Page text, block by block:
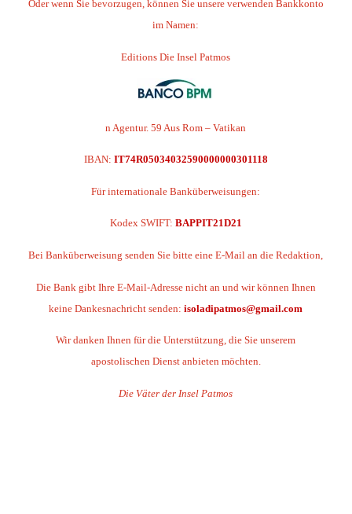
Oder wenn Sie bevorzugen, können Sie unsere verwenden Bankkonto
im Namen:
Editions Die Insel Patmos
n Agentur. 59 Aus Rom – Vatikan
IBAN: IT74R05034032590000000301118
Für internationale Banküberweisungen:
Kodex SWIFT: BAPPIT21D21
Bei Banküberweisung senden Sie bitte eine E-Mail an die Redaktion,
Die Bank gibt Ihre E-Mail-Adresse nicht an und wir können Ihnen
keine Dankesnachricht senden:isoladipatmos@gmail.com
Wir danken Ihnen für die Unterstützung, die Sie unserem
apostolischen Dienst anbieten möchten.
Die Väter der Insel Patmos